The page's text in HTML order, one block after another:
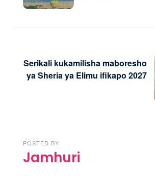
Serikali kukamilisha maboresho
ya Sheria ya Elimu ifikapo 2027
POSTED BY
Jamhuri